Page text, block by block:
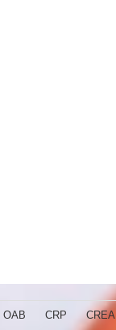
OAB CRP CREA